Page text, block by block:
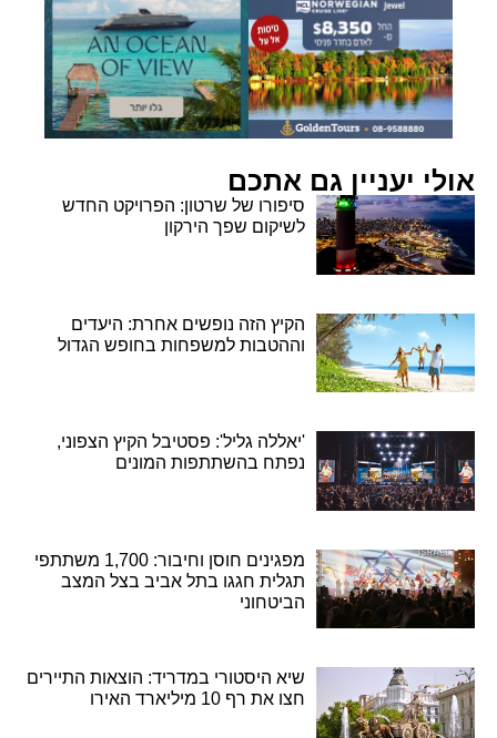
אולי יעניין גם אתכם
סיפורו של שרטון: הפרויקט החדש
לשיקום שפך הירקון
הקיץ הזה נופשים אחרת: היעדים
וההטבות למשפחות בחופש הגדול
'יאללה גליל': פסטיבל הקיץ הצפוני,
נפתח בהשתתפות המונים
מפגינים חוסן וחיבור: 1,700 משתתפי
תגלית חגגו בתל אביב בצל המצב
הביטחוני
שיא היסטורי במדריד: הוצאות התיירים
חצו את רף 10 מיליארד האירו